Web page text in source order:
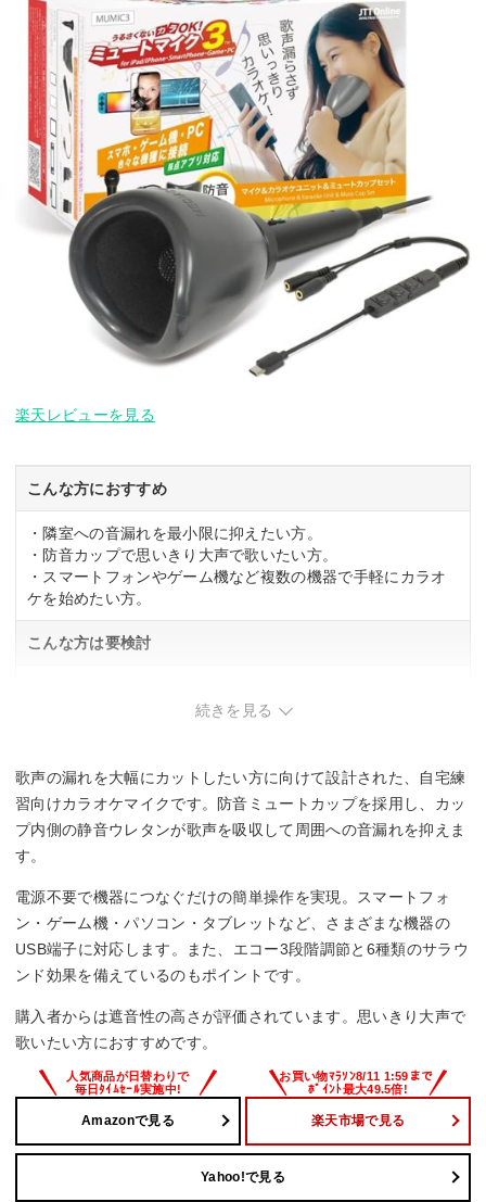
楽天レビューを見る
こんな方におすすめ
・隣室への音漏れを最小限に抑えたい方。
・防音カップで思いきり大声で歌いたい方。
・スマートフォンやゲーム機など複数の機器で手軽にカラオ
ケを始めたい方。
こんな方は要検討
・マイクを密着させずに使いたい方。
続きを見る
歌声の漏れを大幅にカットしたい方に向けて設計された、自宅練
習向けカラオケマイクです。防音ミュートカップを採用し、カッ
プ内側の静音ウレタンが歌声を吸収して周囲への音漏れを抑えま
す。
電源不要で機器につなぐだけの簡単操作を実現。スマートフォ
ン・ゲーム機・パソコン・タブレットなど、さまざまな機器の
USB端子に対応します。また、エコー3段階調節と6種類のサラウ
ンド効果を備えているのもポイントです。
購入者からは遮音性の高さが評価されています。思いきり大声で
歌いたい方におすすめです。
Amazonで見る 楽天市場で見る
Yahoo!で見る